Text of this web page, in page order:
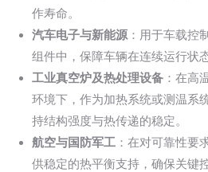
作寿命。
汽车电子与新能源：用于车载控
组件中，保障车辆在连续运行状
工业真空炉及热处理设备 ：在高
环境下，作为加热系统或测温系
持结构强度与热传递的稳定。
航空与国防军工 ：在对可靠性要
供稳定的热平衡支持，确保关键